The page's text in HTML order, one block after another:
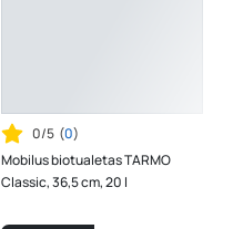
0/5 (0)
Mobilus biotualetas TARMO
Classic, 36,5 cm, 20 l